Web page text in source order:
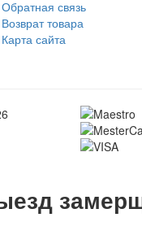
Обратная связь
Возврат товара
Карта сайта